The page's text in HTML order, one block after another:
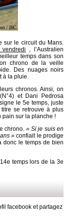
sur le circuit du Mans.
, l’Australien
temps dans son
chrono de la veille
Des nuages noirs
à la pluie.
chronos. Ainsi, on
et Dani Pedrosa
le 5e temps, juste
se retrouve à plus
pain sur la planche !
chrono. « Si je suis en
»confiait le prodige
donc le temps de bien
temps lors de la 3e
facebook et partagez